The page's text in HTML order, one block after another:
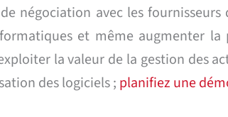
négociation avec les
et même augmenter
la valeur de la gestion des
des logiciels ; planifiez une